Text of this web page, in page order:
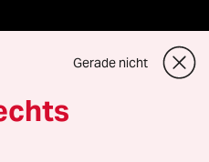
Gerade nicht